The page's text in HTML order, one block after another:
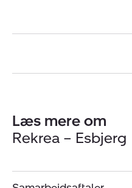
Læs mere om
Rekrea – Esbjerg